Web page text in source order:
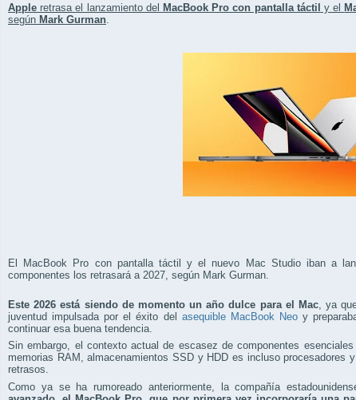
Apple retrasa el lanzamiento del MacBook Pro con pantalla táctil y el
según Mark Gurman
El MacBook Pro con pantalla táctil y el nuevo Mac Studio iban a
componentes los retrasará a 2027, según Mark Gurman.
Este 2026 está siendo de momento un año dulce para el Mac , ya
juventud impulsada por el éxito del asequible MacBook Neoy
continuar esa buena tendencia.
Sin embargo, el contexto actual de escasez de componentes
memorias RAM, almacenamientos SSD y HDD es incluso procesadores
retrasos.
Como ya se ha rumoreado anteriormente, la compañía